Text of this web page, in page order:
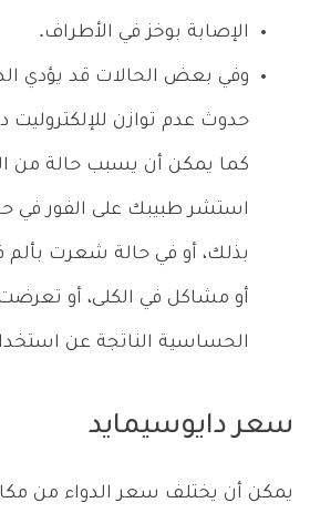
الإصابة بوخز في الأطراف.
وفي بعض الحالات قد يؤدي
حدوث عدم توازن للإلكتروليت
كما يمكن أن يسبب حالة من
استشر طبيبك على الفور في
بذلك، أو في حالة شعرت
أو مشاكل في الكلى، أو
الحساسية الناتجة عن
سعر دايوسيمايد
يمكن أن يختلف سعر الدواء من